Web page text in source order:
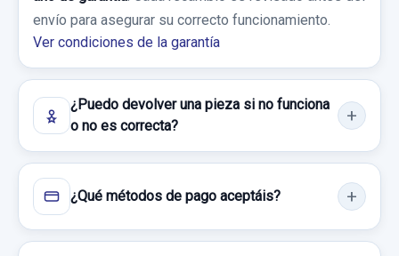
ELEVALUNAS TRASERO IZQUIERDO
ELEVALUNAS TRASERO IZQUIERDO...
MANGUETA DELANTERA DERECHA
Consultar por whatsapp
envío para asegurar su correcto funcionamiento.
Ver condiciones de la garantía
¿Puedo devolver una pieza si no funciona
o no es correcta?
¿Qué métodos de pago aceptáis?